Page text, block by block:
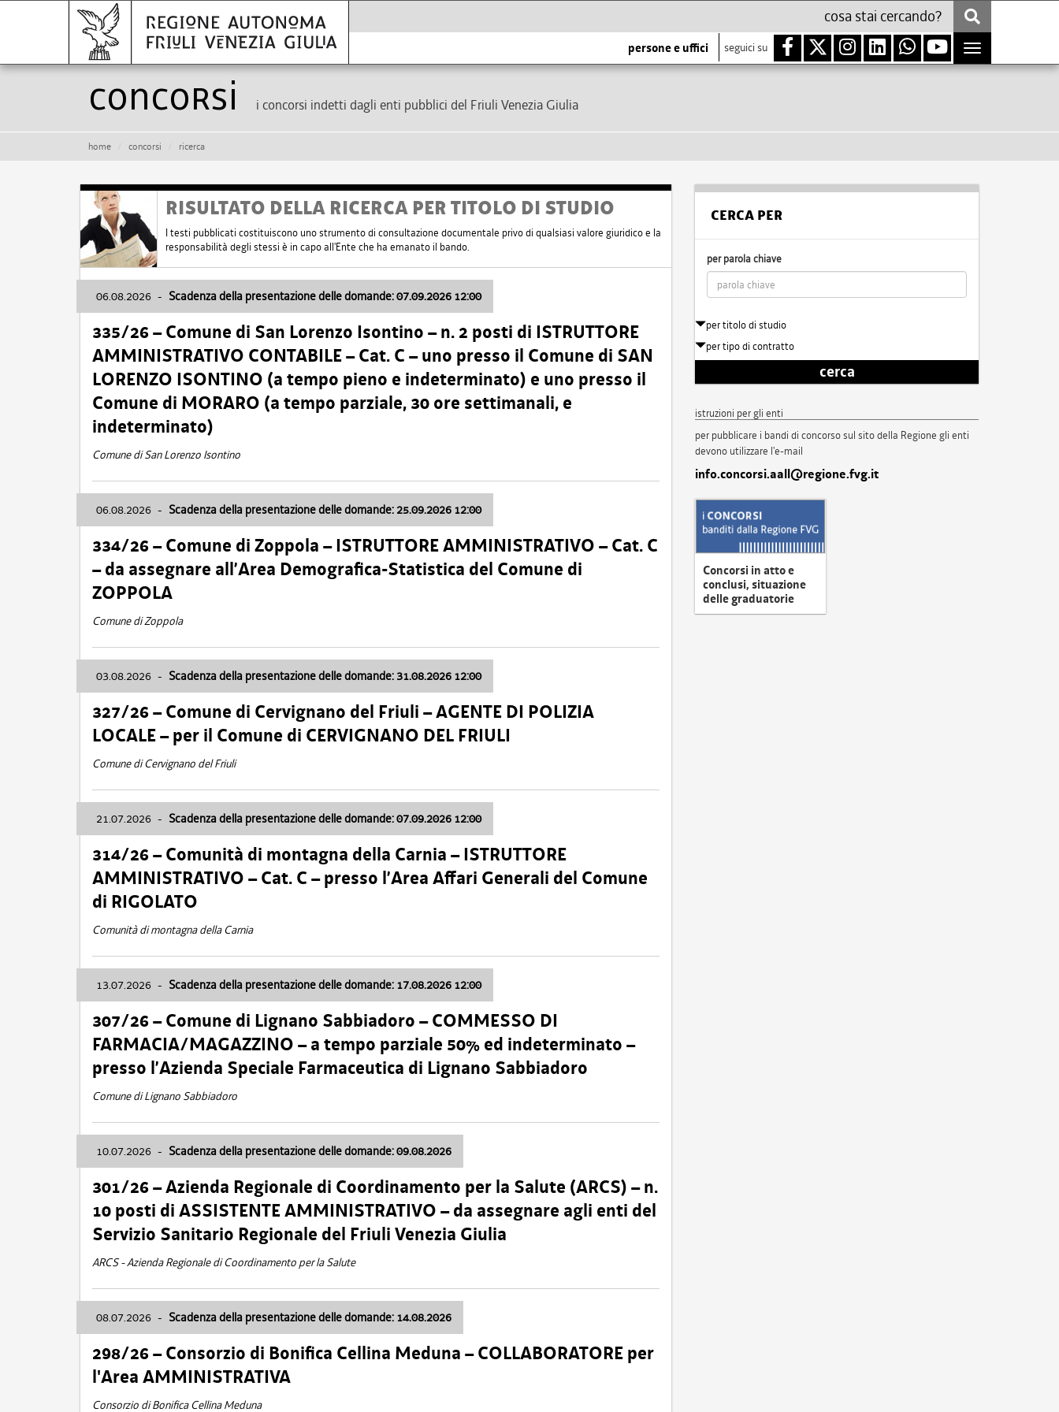
persone e uffici seguici su
Toggle
navigation
Concorsi i concorsi indetti dagli enti pubblici del Friuli Venezia Giulia
home concorsi ricerca
RISULTATO DELLA RICERCA PER TITOLO DI STUDIO
I testi pubblicati costituiscono uno strumento di consultazione documentale privo di qualsiasi valore giuridico e la
responsabilità degli stessi è in capo all'Ente che ha emanato il bando.
06.08.2026 - Scadenza della presentazione delle domande: 07.09.2026 12:00
335/26 – Comune di San Lorenzo Isontino – n. 2 posti di ISTRUTTORE
AMMINISTRATIVO CONTABILE – Cat. C – uno presso il Comune di SAN
LORENZO ISONTINO (a tempo pieno e indeterminato) e uno presso il
Comune di MORARO (a tempo parziale, 30 ore settimanali, e
indeterminato)
Comune di San Lorenzo Isontino
06.08.2026 - Scadenza della presentazione delle domande: 25.09.2026 12:00
334/26 – Comune di Zoppola – ISTRUTTORE AMMINISTRATIVO – Cat. C
– da assegnare all’Area Demografica-Statistica del Comune di
ZOPPOLA
Comune di Zoppola
03.08.2026 - Scadenza della presentazione delle domande: 31.08.2026 12:00
327/26 – Comune di Cervignano del Friuli – AGENTE DI POLIZIA
LOCALE – per il Comune di CERVIGNANO DEL FRIULI
Comune di Cervignano del Friuli
21.07.2026 - Scadenza della presentazione delle domande: 07.09.2026 12:00
314/26 – Comunità di montagna della Carnia – ISTRUTTORE
AMMINISTRATIVO – Cat. C – presso l’Area Affari Generali del Comune
di RIGOLATO
Comunità di montagna della Carnia
13.07.2026 - Scadenza della presentazione delle domande: 17.08.2026 12:00
307/26 – Comune di Lignano Sabbiadoro – COMMESSO DI
FARMACIA/MAGAZZINO – a tempo parziale 50% ed indeterminato –
presso l’Azienda Speciale Farmaceutica di Lignano Sabbiadoro
Comune di Lignano Sabbiadoro
10.07.2026 - Scadenza della presentazione delle domande: 09.08.2026
301/26 – Azienda Regionale di Coordinamento per la Salute (ARCS) – n.
10 posti di ASSISTENTE AMMINISTRATIVO – da assegnare agli enti del
Servizio Sanitario Regionale del Friuli Venezia Giulia
ARCS - Azienda Regionale di Coordinamento per la Salute
08.07.2026 - Scadenza della presentazione delle domande: 14.08.2026
298/26 – Consorzio di Bonifica Cellina Meduna – COLLABORATORE per
l'Area AMMINISTRATIVA
Consorzio di Bonifica Cellina Meduna
CERCA PER
per parola chiave
per titolo di studio
per tipo di contratto
cerca
istruzioni per gli enti
per pubblicare i bandi di concorso sul sito della Regione gli enti
devono utilizzare l'e-mail
info.concorsi.aall@regione.fvg.it
Concorsi in atto e
conclusi, situazione
delle graduatorie